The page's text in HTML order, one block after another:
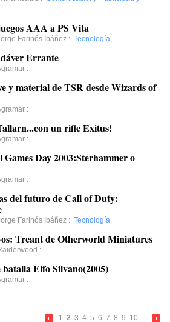
AAA a PS Vita
Farinós Ibáñez : Tecnología,
Errante
:
y material de TSR desde Wizards of
:
un rifle Exitus!
:
Games Day 2003:Sterhammer o
:
del futuro de Call of Duty:
Farinós Ibáñez : Tecnología,
Treant de Otherworld Miniatures
:
Elfo Silvano(2005)
:
1 2 3 4 5 6 7 8 9 10 ...